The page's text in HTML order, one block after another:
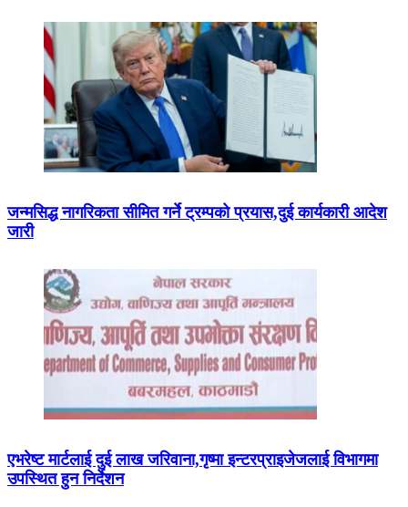
जन्मसिद्ध नागरिकता सीमित गर्ने ट्रम्पको प्रयास,दुई कार्यकारी आदेश
जारी
एभरेष्ट मार्टलाई दुई लाख जरिवाना,गृष्मा इन्टरप्राइजेजलाई विभागमा
उपस्थित हुन निर्देशन